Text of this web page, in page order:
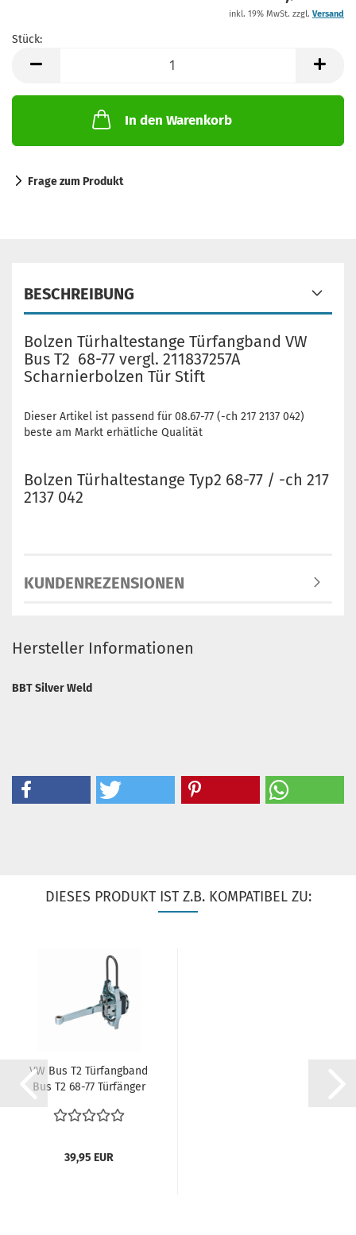
inkl. 19% MwSt. zzgl. Versand
Stück:
In den Warenkorb
Frage zum Produkt
BESCHREIBUNG
Bolzen Türhaltestange Türfangband VW
Bus T2 68-77 vergl. 211837257A
Scharnierbolzen Tür Stift
Dieser Artikel ist passend für 08.67-77 (-ch 217 2137 042)
beste am Markt erhätliche Qualität
Bolzen Türhaltestange Typ2 68-77 / -ch 217
2137 042
KUNDENREZENSIONEN
Hersteller Informationen
BBT Silver Weld
DIESES PRODUKT IST Z.B. KOMPATIBEL ZU:
VW Bus T2 Türfangband
Bus T2 68-77 Türfänger
39,95 EUR